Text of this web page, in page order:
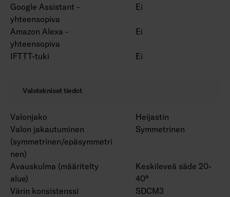
Google Assistant -
yhteensopiva
Ei
Amazon Alexa -
yhteensopiva
Ei
IFTTT-tuki Ei
Valotekniset tiedot
Valonjako
Heijastin
Valon jakautuminen
(symmetrinen/epäsymmetri
nen)
Symmetrinen
Avauskulma (määritelty
alue)
Keskileveä säde 20-
40°
Värin konsistenssi
SDCM3